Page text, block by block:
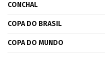
CONCHAL
COPA DO BRASIL
COPA DO MUNDO